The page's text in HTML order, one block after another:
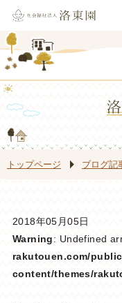
トップページ ブログ記
2018年05月05日
Warning: Undefined
rakutouen.com/
content/themes/